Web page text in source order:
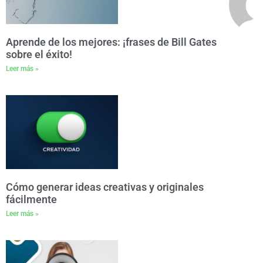
Aprende de los mejores: ¡frases de Bill Gates
sobre el éxito!
Leer más »
Cómo generar ideas creativas y originales
fácilmente
Leer más »